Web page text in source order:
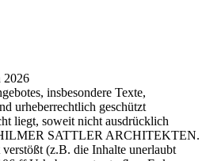
2026
insbesondere Texte,
urheberrechtlich geschützt
liegt, soweit nicht ausdrücklich
HILMER SATTLER ARCHITEKTEN.
(z.B. die Inhalte unerlaubt